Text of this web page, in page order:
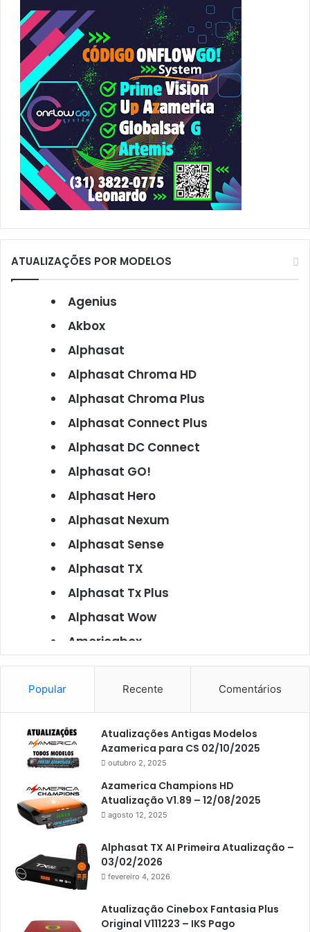
p
o
r
:
ATUALIZAÇÕES POR MODELOS
Agenius
Akbox
Alphasat
Alphasat Chroma HD
Alphasat Chroma Plus
Alphasat Connect Plus
Alphasat DC Connect
Alphasat GO!
Alphasat Hero
Alphasat Nexum
Alphasat Sense
Alphasat TX
Alphasat Tx Plus
Alphasat Wow
Americabox
Americabox S101
Americabox S105
Americabox S105 Plus
Americabox S205
Americabox S205 Plus
Americabox S305 Plus
Artcom
Athomics
Athomics Eon
Athomics i3
Popular Recente Comentários
Atualizações Antigas Modelos
Azamerica para CS 02/10/2025
outubro 2, 2025
Azamerica Champions HD
Atualização V1.89 – 12/08/2025
agosto 12, 2025
Alphasat TX AI Primeira Atualização –
03/02/2026
fevereiro 4, 2026
Atualização Cinebox Fantasia Plus
Original V111223 – IKS Pago